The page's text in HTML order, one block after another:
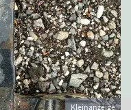
Kleinanzeige